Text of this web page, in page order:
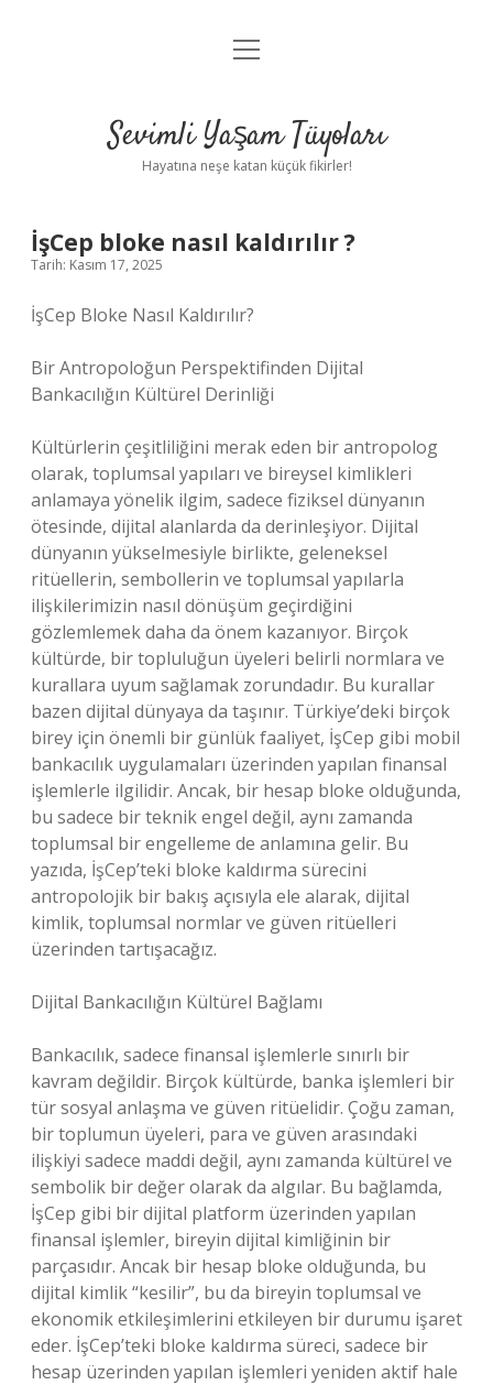
Anasayfa
Yasal Uyarı
menüyü
Sevimli Yaşam Tüyoları
Hayatına neşe katan küçük fikirler!
İşCep bloke nasıl kaldırılır ?
Tarih: Kasım 17, 2025
İşCep Bloke Nasıl Kaldırılır?
Bir Antropoloğun Perspektifinden Dijital
Bankacılığın Kültürel Derinliği
Kültürlerin çeşitliliğini merak eden bir antropolog
olarak, toplumsal yapıları ve bireysel kimlikleri
anlamaya yönelik ilgim, sadece fiziksel dünyanın
ötesinde, dijital alanlarda da derinleşiyor. Dijital
dünyanın yükselmesiyle birlikte, geleneksel
ritüellerin, sembollerin ve toplumsal yapılarla
ilişkilerimizin nasıl dönüşüm geçirdiğini
gözlemlemek daha da önem kazanıyor. Birçok
kültürde, bir topluluğun üyeleri belirli normlara ve
kurallara uyum sağlamak zorundadır. Bu kurallar
bazen dijital dünyaya da taşınır. Türkiye’deki birçok
birey için önemli bir günlük faaliyet, İşCep gibi mobil
bankacılık uygulamaları üzerinden yapılan finansal
işlemlerle ilgilidir. Ancak, bir hesap bloke olduğunda,
bu sadece bir teknik engel değil, aynı zamanda
toplumsal bir engelleme de anlamına gelir. Bu
yazıda, İşCep’teki bloke kaldırma sürecini
antropolojik bir bakış açısıyla ele alarak, dijital
kimlik, toplumsal normlar ve güven ritüelleri
üzerinden tartışacağız.
Dijital Bankacılığın Kültürel Bağlamı
Bankacılık, sadece finansal işlemlerle sınırlı bir
kavram değildir. Birçok kültürde, banka işlemleri bir
tür sosyal anlaşma ve güven ritüelidir. Çoğu zaman,
bir toplumun üyeleri, para ve güven arasındaki
ilişkiyi sadece maddi değil, aynı zamanda kültürel ve
sembolik bir değer olarak da algılar. Bu bağlamda,
İşCep gibi bir dijital platform üzerinden yapılan
finansal işlemler, bireyin dijital kimliğinin bir
parçasıdır. Ancak bir hesap bloke olduğunda, bu
dijital kimlik “kesilir”, bu da bireyin toplumsal ve
ekonomik etkileşimlerini etkileyen bir durumu işaret
eder. İşCep’teki bloke kaldırma süreci, sadece bir
hesap üzerinden yapılan işlemleri yeniden aktif hale